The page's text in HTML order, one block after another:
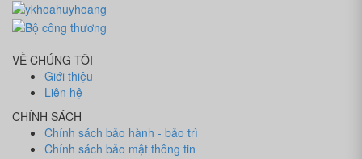
VỀ CHÚNG TÔI
Giới thiệu
Liên hệ
CHÍNH SÁCH
Chính sách bảo hành - bảo trì
Chính sách bảo mật thông tin